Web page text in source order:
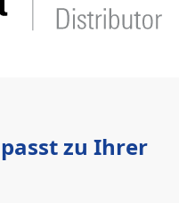
passt zu Ihrer